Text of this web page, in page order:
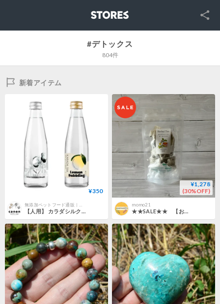
SNS
#デトックス
804件
新着アイテム
¥350
【人用】 カラダシルク飲料 ZINZO
¥1,278
(30%OFF)
momo21
★★SALE★★ 【お試し１点購入】からだクレンズすっきりマテ